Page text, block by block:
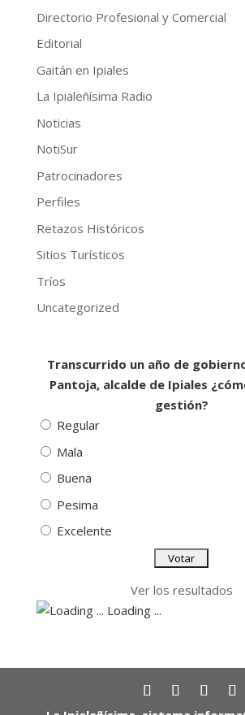
Directorio Profesional y Comercial
Editorial
Gaitán en Ipiales
La Ipialeñísima Radio
Noticias
NotiSur
Patrocinadores
Perfiles
Retazos Históricos
Sitios Turísticos
Tríos
Uncategorized
Transcurrido un año de
Pantoja, alcalde de Ipiales
gestión?
Regular
Mala
Buena
Pesima
Excelente
Ver los resultados
Loading ...